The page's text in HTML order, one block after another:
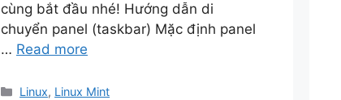
cùng bắt đầu nhé! Hướng dẫn di
chuyển panel (taskbar) Mặc định panel
… Read more
Categories
Linux, Linux Mint